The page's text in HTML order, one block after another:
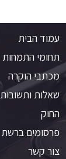
עמוד הבית
תחומי התמחות
מכתבי הוקרה
שאלות ותשובות
החוק
פרסומים ברשת
צור קשר